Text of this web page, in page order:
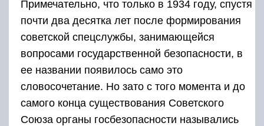
Примечательно, что только в 1934 году, спустя
почти два десятка лет после формирования
советской спецслужбы, занимающейся
вопросами государственной безопасности, в
ее названии появилось само это
словосочетание. Но зато с того момента и до
самого конца существования Советского
Союза органы госбезопасности назывались